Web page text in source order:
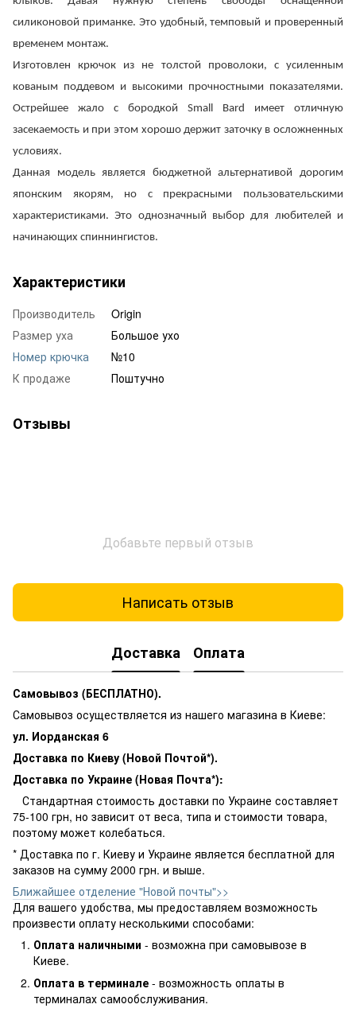
силиконовой приманке. Это удобный,темповый и проверенный
временем монтаж.
Изготовлен
крючок из не толстой проволоки, с
усиленным
кованым поддевом и высокими прочностными показателями.
Острейшее
жало с бородкой Small Bard имеет
отличную
засекаемость и при этом хорошо держит заточку в осложненных
условиях.
Данная
модель является бюджетной альтернативой
дорогим
японским
якорям, но с прекрасными
пользовательскими
характеристиками.Это однозначный выбор для любителей и
начинающих спиннингистов.
Характеристики
Производитель
Origin
Размер уха
Большое ухо
Номер крючка
№10
К продаже
Поштучно
Отзывы
Добавьте первый отзыв
Написать отзыв
Доставка Оплата
Самовывоз (БЕСПЛАТНО).
Самовывоз осуществляется из нашего магазина в Киеве:
ул. Иорданская 6
Доставка по Киеву (Новой Почтой*).
Доставка по Украине (Новая Почта*):
Стандартная стоимость доставки по Украине составляет
75-100 грн, но зависит от веса, типа и стоимости товара,
поэтому может колебаться.
* Доставка по г. Киеву и Украине является бесплатной для
заказов на сумму 2000 грн. и выше.
Ближайшее отделение "Новой почты">>
Для вашего удобства, мы предоставляем возможность
произвести оплату несколькими способами:
Оплата наличными - возможна при самовывозе в
Киеве.
Оплата в терминале - возможность оплаты в
терминалах самообслуживания.